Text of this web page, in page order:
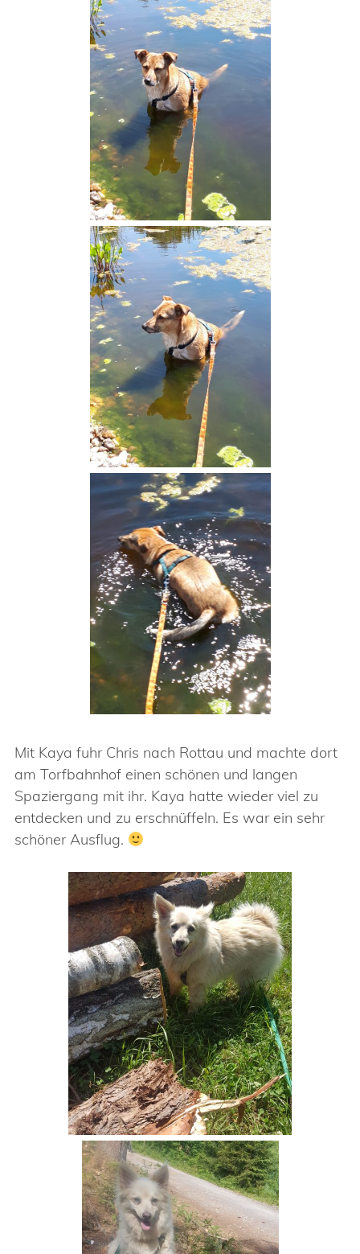
Mit Kaya fuhr Chris nach Rottau und machte dort
am Torfbahnhof einen schönen und langen
Spaziergang mit ihr. Kaya hatte wieder viel zu
entdecken und zu erschnüffeln. Es war ein sehr
schöner Ausflug.